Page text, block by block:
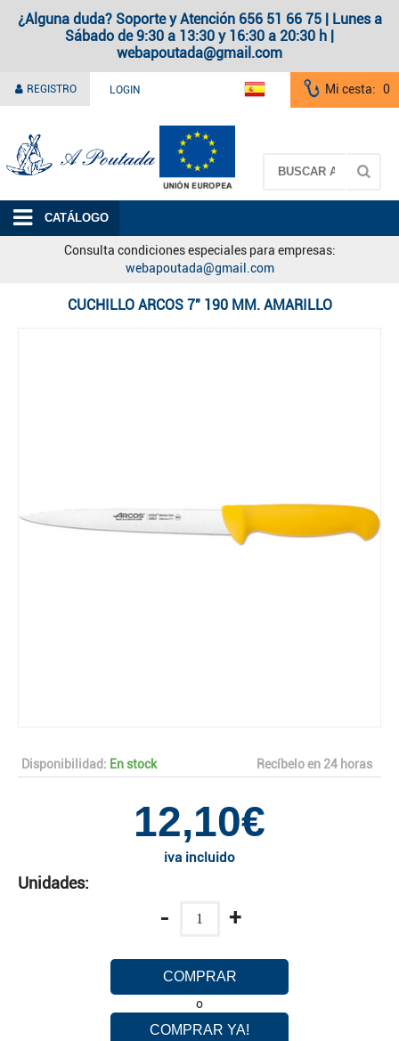
¿Alguna duda? Soporte y Atención 656 51 66 75 | Lunes a
Sábado de 9:30 a 13:30 y 16:30 a 20:30 h |
webapoutada@gmail.com
REGISTRO LOGIN Mi cesta: 0
CATÁLOGO
Consulta condiciones especiales para empresas:
webapoutada@gmail.com
CUCHILLO ARCOS 7" 190 MM. AMARILLO
Disponibilidad: En stock Recíbelo en 24 horas
12,10€
iva incluido
Unidades:
- +
COMPRAR
o
COMPRAR YA!